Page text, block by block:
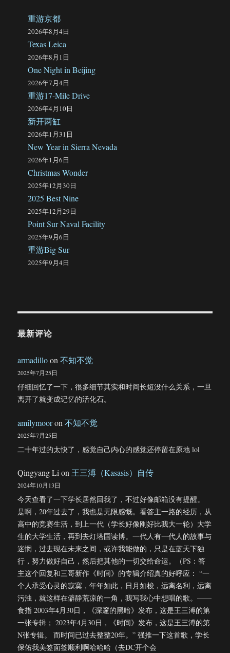
重游京都
2026年8月4日
Texas Leica
2026年8月1日
One Night in Beijing
2026年7月4日
重游17-Mile Drive
2026年4月10日
新开两缸
2026年1月31日
New Year in Sierra Nevada
2026年1月6日
Christmas Wonder
2025年12月30日
2025 Best Nine
2025年12月29日
Point Sur Naval Facility
2025年9月6日
重游Big Sur
2025年9月4日
最新评论
armadilloon不知不觉
2025年7月25日
仔细回忆了一下，很多细节其实和时间长短没什么关系，一旦
离开了就变成记忆的活化石。
amilymooron不知不觉
2025年7月25日
二十年过的太快了，感觉自己内心的感觉还停留在原地 lol
Qingyang Lion王三溥（Kasasis）自传
2024年10月13日
今天查看了一下学长居然回我了，不过好像邮箱没有提醒。
是啊，20年过去了，我也是无限感慨。看答主一路的经历，从
高中的竞赛生活，到上一代（学长好像刚好比我大一轮）大学
生的大学生活，再到去灯塔国读博。一代人有一代人的故事与
迷惘，过去现在未来之间，或许我能做的，只是在蓝天下独
行，努力做好自己，然后把其他的一切交给命运。（PS：答
主这个回复和三哥新作《时间》的专辑介绍真的好呼应： “一
个人承受心灵的寂寞，年年如此，日月如梭，远离名利，远离
污浊，就这样在僻静荒凉的一角，我写我心中想唱的歌。——
食指 2003年4月30日，《深邃的黑暗》发布，这是王三溥的第
一张专辑； 2023年4月30日，《时间》发布，这是王三溥的第
N张专辑。 而时间已过去整整20年。” 强推一下这首歌，学长
保佑我美签面签顺利啊哈哈哈（去DC开个会